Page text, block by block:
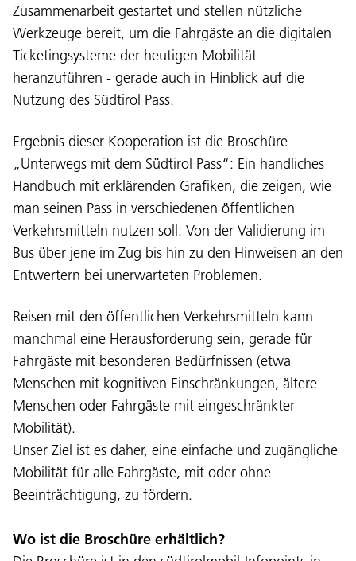
Lingaz:
DEU
ITA LAD ENG
Zusammenarbeit gestartet und stellen nützliche
Werkzeuge bereit, um die Fahrgäste an die digitalen
Ticketingsysteme der heutigen Mobilität
heranzuführen - gerade auch in Hinblick auf die
Nutzung des Südtirol Pass.
Ergebnis dieser Kooperation ist die Broschüre
„Unterwegs mit dem Südtirol Pass“: Ein handliches
Handbuch mit erklärenden Grafiken, die zeigen, wie
man seinen Pass in verschiedenen öffentlichen
Verkehrsmitteln nutzen soll: Von der Validierung im
Bus über jene im Zug bis hin zu den Hinweisen an den
Entwertern bei unerwarteten Problemen.
Reisen mit den öffentlichen Verkehrsmitteln kann
manchmal eine Herausforderung sein, gerade für
Fahrgäste mit besonderen Bedürfnissen (etwa
Menschen mit kognitiven Einschränkungen, ältere
Menschen oder Fahrgäste mit eingeschränkter
Mobilität).
Unser Ziel ist es daher, eine einfache und zugängliche
Mobilität für alle Fahrgäste, mit oder ohne
Beeinträchtigung, zu fördern.
Wo ist die Broschüre erhältlich?